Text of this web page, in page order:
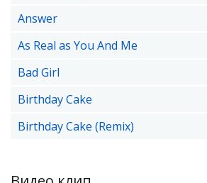
Answer
As Real as You And Me
Bad Girl
Birthday Cake
Birthday Cake (Remix)